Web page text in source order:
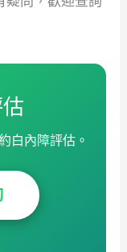
白內障評估。